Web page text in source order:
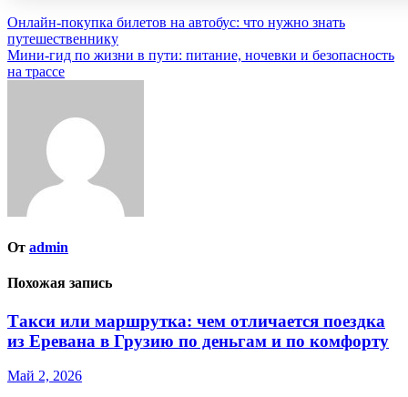
Навигация
по
записям
Онлайн-покупка билетов на автобус: что нужно знать
путешественнику
Мини‑гид по жизни в пути: питание, ночевки и безопасность
на трассе
От admin
Похожая запись
Такси или маршрутка: чем отличается поездка
из Еревана в Грузию по деньгам и по комфорту
Май 2, 2026